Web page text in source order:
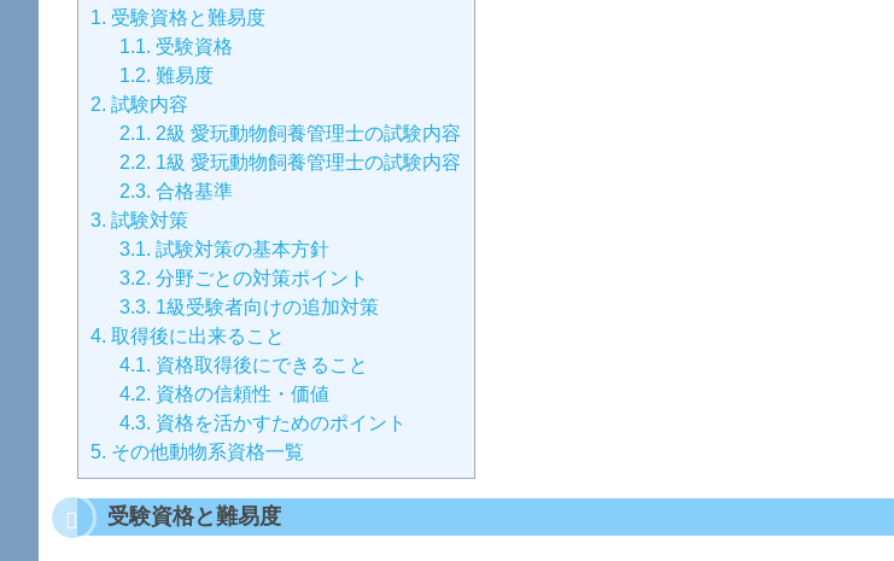
1. 受験資格と難易度
1.1. 受験資格
1.2. 難易度
2. 試験内容
2.1. 2級 愛玩動物飼養管理士の試験内容
2.2. 1級 愛玩動物飼養管理士の試験内容
2.3. 合格基準
3. 試験対策
3.1. 試験対策の基本方針
3.2. 分野ごとの対策ポイント
3.3. 1級受験者向けの追加対策
4. 取得後に出来ること
4.1. 資格取得後にできること
4.2. 資格の信頼性・価値
4.3. 資格を活かすためのポイント
5. その他動物系資格一覧
受験資格と難易度